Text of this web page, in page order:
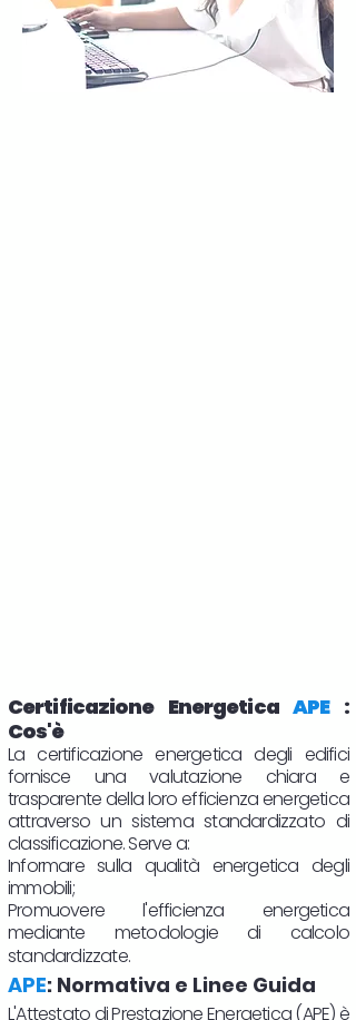
Certificazione EnergeticaAPE:
Cos'è
La certificazione energetica degli edifici
fornisce una valutazione chiara e
trasparente della loro efficienza energetica
attraverso un sistema standardizzato di
classificazione. Serve a:
Informare sulla qualità energetica degli
immobili;
Promuovere l'efficienza energetica
mediante metodologie di calcolo
standardizzate.
APE: Normativa e Linee Guida
L'Attestato di Prestazione Energetica (APE) è